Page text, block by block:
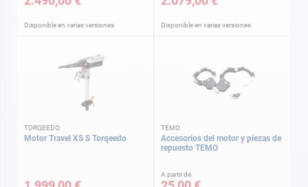
Disponible en varias versiones Disponible en varias versiones
TORQEEDO
Motor Travel XS S Torqeedo
TEMO
Accesorios del motor y piezas de
repuesto TEMO
A partir de